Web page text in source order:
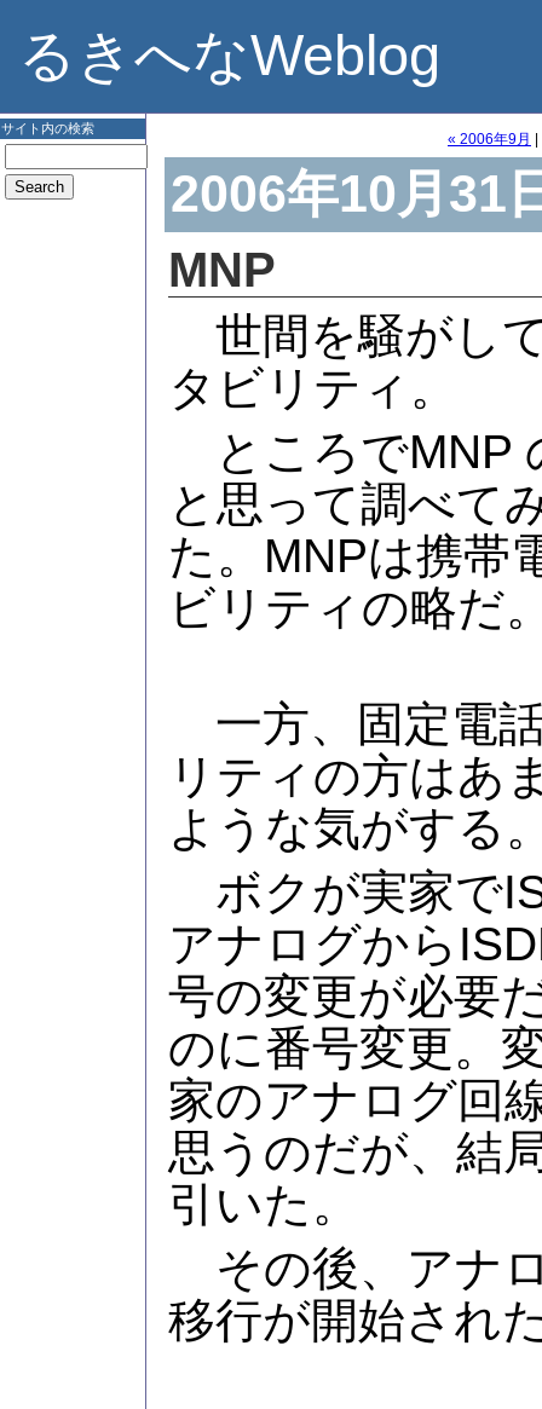
るきへなWeblog
サイト内の検索
« 2006年9月
2006年10月31
MNP
世間を騒がし
タビリティ。
ところでMNP
と思って調べて
た。MNPは携帯
ビリティの略だ
一方、固定電
リティの方はあ
ような気がする
ボクが実家で
アナログから
号の変更が必要
のに番号変更。
家のアナログ回
思うのだが、結
引いた。
その後、アナ
移行が開始され